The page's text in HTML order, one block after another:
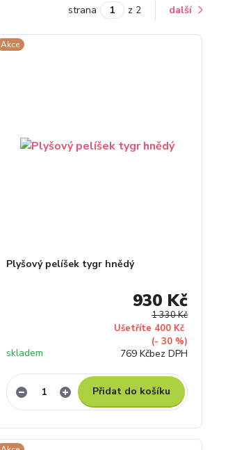
strana z 2 další
Akce
Plyšový pelíšek tygr hnědý
1 330 Kč
Ušetříte 400 Kč
(- 30 %)
930 Kč
769 Kčbez DPH
skladem
Přidat do košíku